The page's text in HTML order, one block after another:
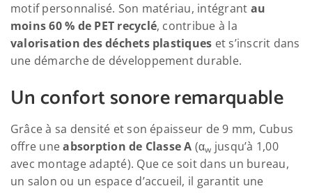
motif personnalisé. Son matériau, intégrant au
moins 60 % de PET recyclé, contribue à la
valorisation des déchets plastiques et s’inscrit dans
une démarche de développement durable.
Un confort sonore remarquable
Grâce à sa densité et son épaisseur de 9 mm, Cubus
offre uneabsorption de Classe A (αw jusqu’à 1,00
avec montage adapté). Que ce soit dans un bureau,
un salon ou un espace d’accueil, il garantit une